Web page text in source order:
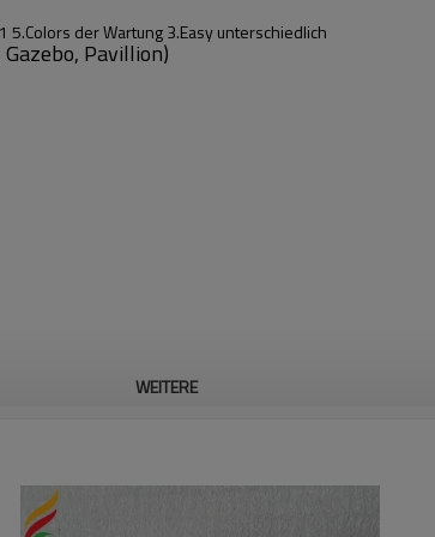
5.Colors der Wartung 3.Easy unterschiedlich
Pavillion)
von WPC Materialien,
WEITERE